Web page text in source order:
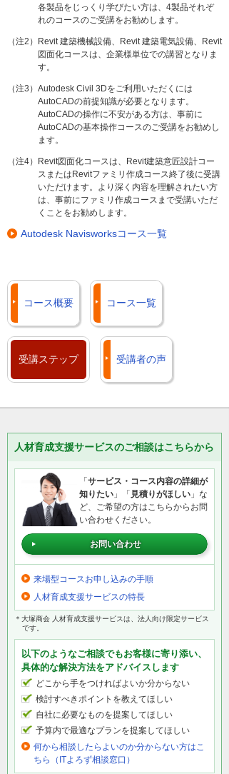
各製品をじっくり学びたい方は、4製品それぞ
れのコースのご受講をお勧めします。
（注2）Revit 建築機械設備、Revit 建築電気設備、Revit
図面化コースは、企業様単位での講習となりま
す。
（注3）Autodesk Civil 3Dをご利用いただくには
AutoCADの前提知識が必要となります。
AutoCADの操作に不安がある方は、事前に
AutoCADの基本操作コースのご受講をお勧めし
ます。
（注4）Revit図面化コースは、Revit建築意匠設計コー
スまたはRevitファミリ作成コース終了後に受講
いただけます。より深く内容を理解されたい方
は、事前にファミリ作成コースまで受講いただ
くことをお勧めします。
Autodesk Navisworksコース一覧
コース概要 コース一覧
受講ステップ 受講者の声
人材育成支援サービスのご相談はこちらから
「サービス・コース内容の詳細が
知りたい 」「 見積りがほしい 」な
ど、ご希望の方はこちらからお問
い合わせください。
お問い合わせ
来場型コースお申し込みの手順
人材育成支援サービスの特長
＊大塚商会 人材育成支援サービスは、法人向け限定サービス
です。
以下のようなご相談でもお客様に寄り添い、
具体的な解決方法をアドバイスします
どこから手をつければよいか分からない
検討すべきポイントを教えてほしい
自社に必要なものを提案してほしい
予算内で最適なプランを提案してほしい
何から相談したらよいのか分からない方はこ
ちら（ITよろず相談窓口）